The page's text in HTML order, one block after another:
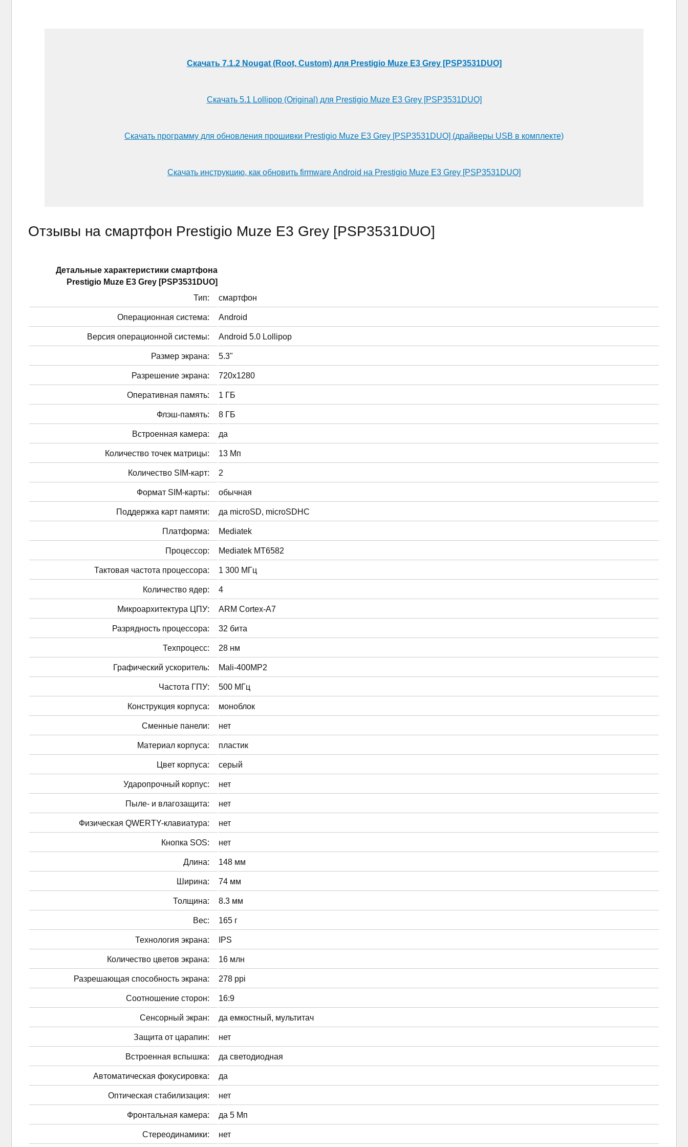
Скачать 7.1.2 Nougat (Root, Custom) для Prestigio Muze E3 Grey [PSP3531DUO]
Скачать 5.1 Lollipop (Original) для Prestigio Muze E3 Grey [PSP3531DUO]
Скачать программу для обновления прошивки Prestigio Muze E3 Grey [PSP3531DUO] (драйверы USB в комплекте)
Скачать инструкцию, как обновить firmware Android на Prestigio Muze E3 Grey [PSP3531DUO]
Отзывы на смартфон Prestigio Muze E3 Grey [PSP3531DUO]
Детальные характеристики смартфонa
Prestigio Muze E3 Grey [PSP3531DUO]
Тип:
смартфон
Операционная система: Android
Версия операционной системы: Android 5.0 Lollipop
Размер экрана: 5.3"
Разрешение экрана: 720x1280
Оперативная память: 1 ГБ
Флэш-память: 8 ГБ
Встроенная камера: да
Количество точек матрицы: 13 Мп
Количество SIM-карт: 2
Формат SIM-карты: обычная
Поддержка карт памяти: да microSD, microSDHC
Платформа: Mediatek
Процессор: Mediatek MT6582
Тактовая частота процессора: 1 300 МГц
Количество ядер: 4
Микроархитектура ЦПУ: ARM Cortex-A7
Разрядность процессора: 32 бита
Техпроцесс: 28 нм
Графический ускоритель: Mali-400MP2
Частота ГПУ: 500 МГц
Конструкция корпуса: моноблок
Сменные панели: нет
Материал корпуса: пластик
Цвет корпуса: серый
Ударопрочный корпус: нет
Пыле- и влагозащита: нет
Физическая QWERTY-клавиатура: нет
Кнопка SOS: нет
Длина: 148 мм
Ширина: 74 мм
Толщина: 8.3 мм
Вес: 165 г
Технология экрана: IPS
Количество цветов экрана: 16 млн
Разрешающая способность экрана: 278 ppi
Соотношение сторон: 16:9
Сенсорный экран: да емкостный, мультитач
Защита от царапин: нет
Встроенная вспышка: да светодиодная
Автоматическая фокусировка: да
Оптическая стабилизация: нет
Фронтальная камера: да 5 Мп
Стереодинамики: нет